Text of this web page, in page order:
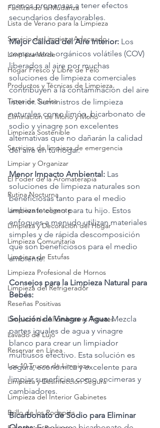
Facilitando la Mudanza
Lista de Verano para la Limpieza
Servicio de Limpieza Adecuado
Limpieza Verde
Hogar Fresco y Libre de Pelo
Productos y Técnicas de Limpieza
Tipos de Suelos
Eliminación de Moho y Moho
Limpieza Sostenible
Servicios de limpieza de emergencia
Limpiar y Organizar
El Poder de la Aromaterapia
Rutina Nocturna
Limpieza Inteligente
Limpieza y Decoración del Hogar
Limpieza Comunitaria
Limpieza de Estufas
Limpieza Profesional de Hornos
Limpieza del Refrigerador
Reseñas Positivas
Limpieza de Alfombras vs Tapetes
Lavado de Lujo
Reservar en Línea
Los 10 Trucos de Limpieza
Limpieza y Desinfección Segura
Limpieza del Interior Gabinetes
Brillo de los Rodapiés
menos propensas a tener efectos
secundarios desfavorables.
Mejor Calidad del Aire Interior: Los
compuestos orgánicos volátiles (COV)
liberados al aire por muchas
soluciones de limpieza comerciales
contribuyen a la contaminación del aire
interior. Suministros de limpieza
naturales como limón, bicarbonato de
sodio y vinagre son excelentes
alternativas que no dañarán la calidad
del aire en tu hogar.
Menor Impacto Ambiental: Las
soluciones de limpieza naturales son
beneficiosas tanto para el medio
ambiente como para tu hijo. Estos
enfoques a menudo utilizan materiales
simples y de rápida descomposición
que son beneficiosos para el medio
ambiente.
Consejos para la Limpieza Natural para
Bebés:
Solución de Vinagre y Agua: Mezcla
partes iguales de agua y vinagre
blanco para crear un limpiador
multiusos efectivo. Esta solución es
segura, económica y excelente para
limpiar superficies como encimeras y
cambiadores.
Bicarbonato de Sodio para Eliminar